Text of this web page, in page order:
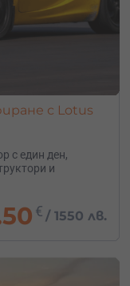
с Lotus
с един ден,
и
€ / 1550 лв.